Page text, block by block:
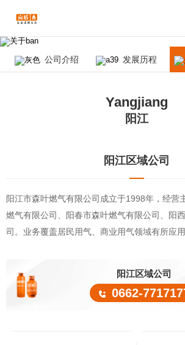
公司介绍 发展历程
Yangjiang
阳江
阳江区域公司
阳江市森叶燃气有限公司成立于1998年，经营
燃气有限公司、阳春市森叶燃气有限公司、阳
司。业务覆盖居民用气、商业用气领域有所应用
阳江区域公司
0662-